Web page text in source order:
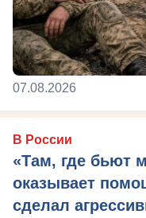
07.08.2026
В России
«Там, где бьют
оказывает
сделал